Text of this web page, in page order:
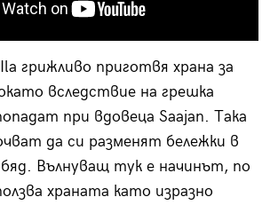
грижливо приготвя храна за
вследствие на грешка
при вдовеца Saajan. Така
да си разменят бележки в
Вълнуващ тук е начинът, по
храната като изразно